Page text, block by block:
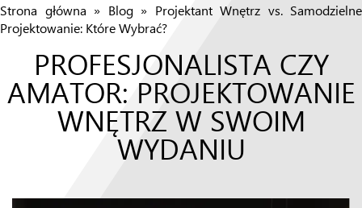
Strona główna » Blog» Projektant Wnętrz vs. Samodzielne
Projektowanie: Które Wybrać?
PROFESJONALISTA CZY
AMATOR: PROJEKTOWANIE
WNĘTRZ W SWOIM
WYDANIU